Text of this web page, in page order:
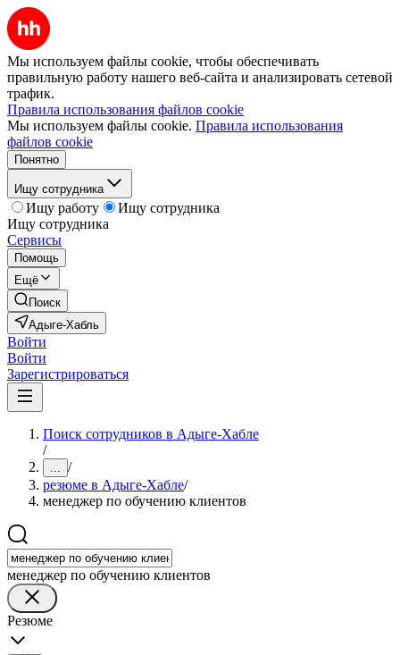
Мы используем файлы cookie, чтобы обеспечивать
правильную работу нашего веб-сайта и анализировать сетевой
трафик.
Правила использования файлов cookie
Мы используем файлы cookie. Правила использования
файлов cookie
Понятно
Ищу сотрудника
Ищу работу
Ищу сотрудника
Ищу сотрудника
Сервисы
Помощь
Ещё
Поиск
Адыге-Хабль
Войти
Войти
Зарегистрироваться
Поиск сотрудников в Адыге-Хабле
/
... /
резюме в Адыге-Хабле/
менеджер по обучению клиентов
менеджер по обучению клиентов
Резюме